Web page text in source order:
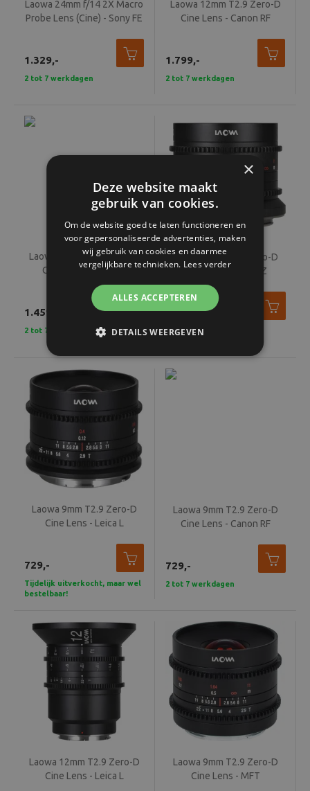
Laowa 24mm f/14 2X Macro
Probe Lens (Cine) - Sony FE
1.329,-
2 tot 7 werkdagen
Laowa 12mm T2.9 Zero-D
Cine Lens - Canon RF
1.799,-
2 tot 7 werkdagen
Laowa 15mm T2.1 Zero-D
Cine Lens - Sony FE
1.459,-
2 tot 7 werkdagen
Laowa 9mm T2.9 Zero-D
Cine Lens - Nikon Z
729,-
2 tot 7 werkdagen
Laowa 9mm T2.9 Zero-D
Cine Lens - Leica L
729,-
Tijdelijk uitverkocht, maar wel
bestelbaar!
Laowa 9mm T2.9 Zero-D
Cine Lens - Canon RF
729,-
2 tot 7 werkdagen
Laowa 12mm T2.9 Zero-D
Cine Lens - Leica L
Laowa 9mm T2.9 Zero-D
Cine Lens - MFT
×
Deze website maakt
gebruik van cookies.
Om de website goed te laten functioneren en
voor gepersonaliseerde advertenties, maken
wij gebruik van cookies en daarmee
vergelijkbare technieken. Lees verder
ALLES ACCEPTEREN
DETAILS WEERGEVEN